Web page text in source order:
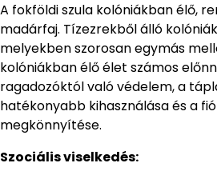
A fokföldi szula kolóniákban élő,
madárfaj. Tízezrekből álló
melyekben szorosan egymás
kolóniákban élő élet számos
ragadozóktól való védelem, a
hatékonyabb kihasználása és a
megkönnyítése.
Szociális viselkedés: